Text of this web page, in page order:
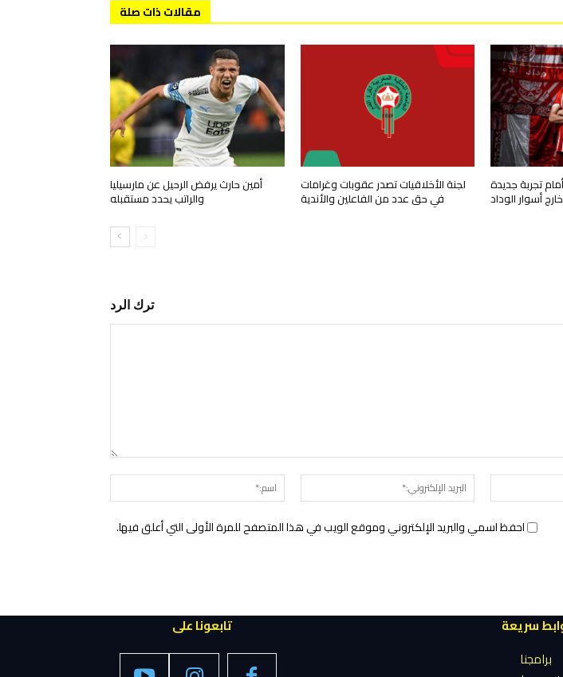
مقالات ذات صلة
تجربة جديدة
خارج أسوار الوداد
لجنة الأخلاقيات تصدر عقوبات وغرامات
في حق عدد من الفاعلين والأندية
أمين حارث يرفض الرحيل عن مارسيليا
والراتب يحدد مستقبله
ترك الرد
التعليق:
اسم:*
البريد
الإلكتروني:*
الموقع:
احفظ اسمي والبريد الإلكتروني وموقع الويب في هذا المتصفح للمرة الأولى التي أعلق فيها.
تابعونا على
سريعة
برامجنا